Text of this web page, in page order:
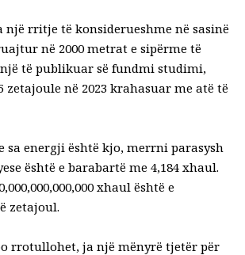
rritje të konsiderueshme në sasinë
në 2000 metrat e sipërme të
një të publikuar së fundmi studimi,
në 2023 krahasuar me atë të
sa energji është kjo, merrni parasysh
është e barabartë me 4,184 xhaul.
xhaul është e
zetajoul.
rrotullohet, ja një mënyrë tjetër për